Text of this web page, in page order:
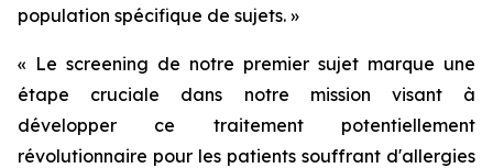
population spécifique de sujets. »
« Le screening de notre premier sujet marque une
étape cruciale dans notre mission visant à
développer ce traitement potentiellement
révolutionnaire pour les patients souffrant d'allergies